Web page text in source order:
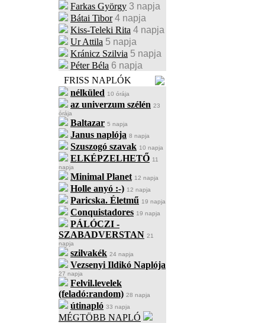
Farkas György 3 napja
Bátai Tibor 4 napja
Kiss-Teleki Rita 4 napja
Ur Attila 5 napja
Kránicz Szilvia 5 napja
Péter Béla 6 napja
FRISS NAPLÓK
nélküled 10 órája
az univerzum szélén 23
órája
Baltazar 5 napja
Janus naplója 8 napja
Szuszogó szavak 10 napja
ELKÉPZELHETŐ 11
napja
Minimal Planet 12 napja
Holle anyó :-) 12 napja
Paricska. Életmű 19 napja
Conquistadores 19 napja
PÁLÓCZI -
SZABADVERSTAN 21
napja
szilvakék 24 napja
Vezsenyi Ildikó Naplója
27 napja
Felvil.levelek
(feladó:random) 28 napja
útinapló 33 napja
MÉGTÖBB NAPLÓ